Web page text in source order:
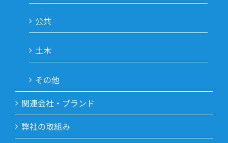
公共
土木
その他
関連会社・ブランド
弊社の取組み